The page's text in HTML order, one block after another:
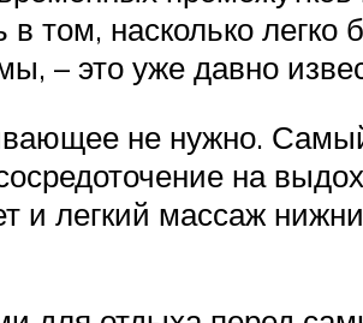
насколько легко
– это уже давно
не нужно.
на
и легкий массаж